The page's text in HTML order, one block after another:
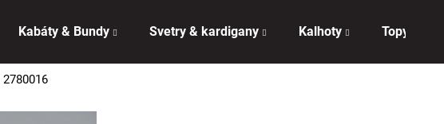
Kabáty & Bundy Svetry & kardigany Kalhoty Topy
2780016
Co potřebujete najít?